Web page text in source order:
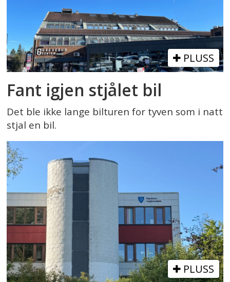
PLUSS
Fant igjen stjålet bil
Det ble ikke lange bilturen for tyven som i natt
stjal en bil.
PLUSS